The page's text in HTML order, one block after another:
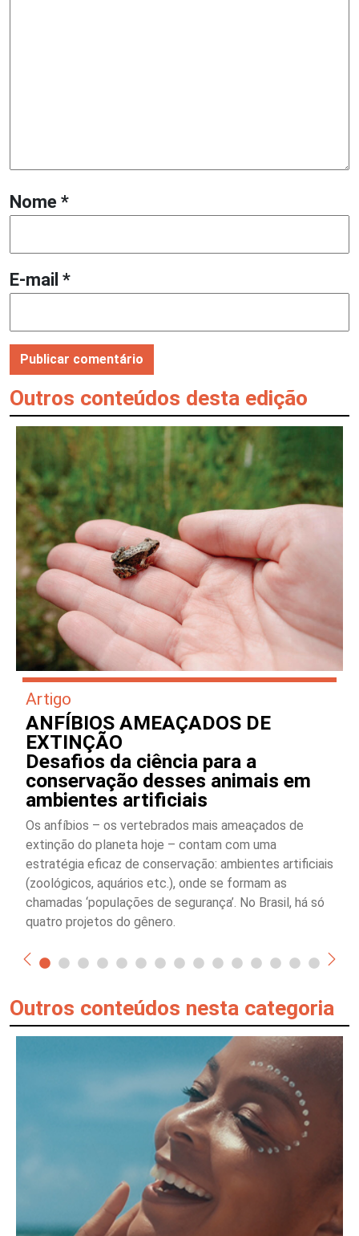
Nome *
E-mail *
Outros conteúdos desta edição
Artigo
ANFÍBIOS AMEAÇADOS DE
EXTINÇÃO
Desafios da ciência para a
conservação desses animais em
ambientes artificiais
Os anfíbios – os vertebrados mais ameaçados de
extinção do planeta hoje – contam com uma
estratégia eficaz de conservação: ambientes artificiais
(zoológicos, aquários etc.), onde se formam as
chamadas ‘populações de segurança’. No Brasil, há só
quatro projetos do gênero.
Outros conteúdos nesta categoria